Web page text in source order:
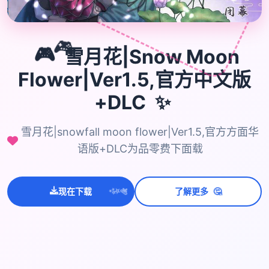
🎮
🎮 雪月花|Snow Moon
Flower|Ver1.5,官方中文版
+DLC ✨
雪月花|snowfall moon flower|Ver1.5,官方方面华
语版+DLC为品零费下面载
现在下载 ✨
⭐
💫 了解更多 🤔